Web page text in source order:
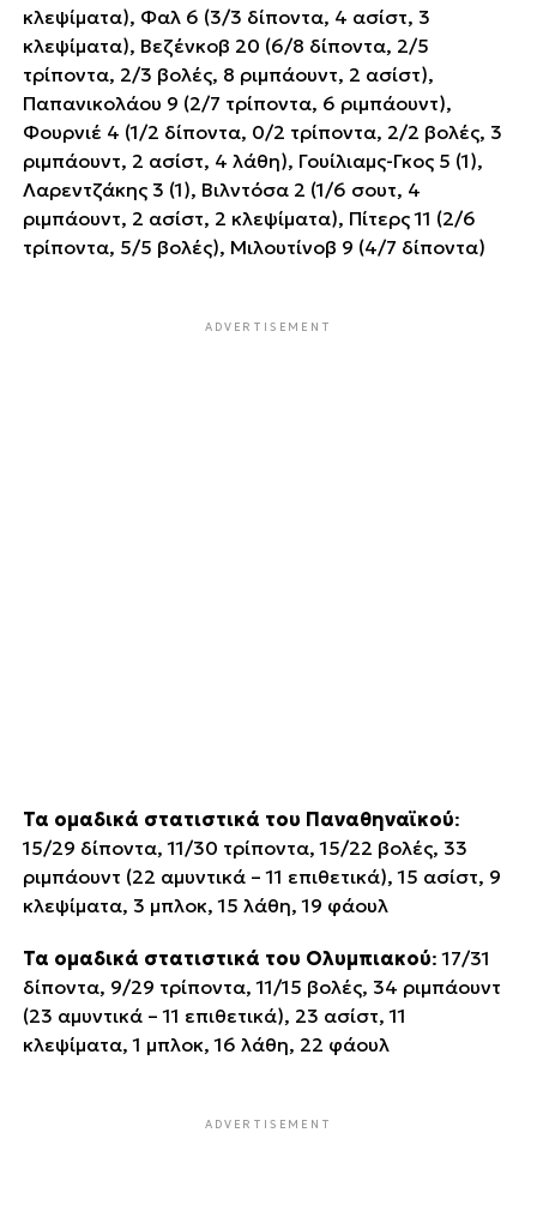
κλεψίματα), Φαλ 6 (3/3 δίποντα, 4 ασίστ, 3
κλεψίματα), Βεζένκοβ 20 (6/8 δίποντα, 2/5
τρίποντα, 2/3 βολές, 8 ριμπάουντ, 2 ασίστ),
Παπανικολάου 9 (2/7 τρίποντα, 6 ριμπάουντ),
Φουρνιέ 4 (1/2 δίποντα, 0/2 τρίποντα, 2/2 βολές, 3
ριμπάουντ, 2 ασίστ, 4 λάθη), Γουίλιαμς-Γκος 5 (1),
Λαρεντζάκης 3 (1), Βιλντόσα 2 (1/6 σουτ, 4
ριμπάουντ, 2 ασίστ, 2 κλεψίματα), Πίτερς 11 (2/6
τρίποντα, 5/5 βολές), Μιλουτίνοβ 9 (4/7 δίποντα)
ADVERTISEMENT
Τα ομαδικά στατιστικά του Παναθηναϊκού:
15/29 δίποντα, 11/30 τρίποντα, 15/22 βολές, 33
ριμπάουντ (22 αμυντικά – 11 επιθετικά), 15 ασίστ, 9
κλεψίματα, 3 μπλοκ, 15 λάθη, 19 φάουλ
Τα ομαδικά στατιστικά του Ολυμπιακού: 17/31
δίποντα, 9/29 τρίποντα, 11/15 βολές, 34 ριμπάουντ
(23 αμυντικά – 11 επιθετικά), 23 ασίστ, 11
κλεψίματα, 1 μπλοκ, 16 λάθη, 22 φάουλ
ADVERTISEMENT